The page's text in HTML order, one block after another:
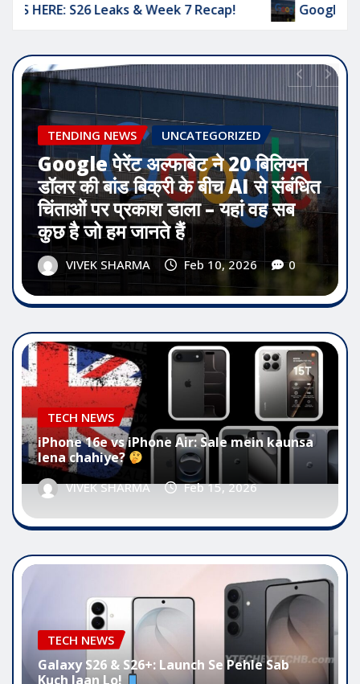
Google पेरेंट अल्फाबेट ने 20 बिलियन डॉलर की बांड बिक्री के
TECH NEWS
Rugged HMD Terra M is
now available in Europe
VIVEK SHARMA Feb 10, 2026 0
TECH NEWS
iPhone 16e vs iPhone Air: Sale mein kaunsa
lena chahiye?
VIVEK SHARMA Feb 15, 2026
TECH NEWS
Galaxy S26 & S26+: Launch Se Pehle Sab
Kuch Jaan Lo!